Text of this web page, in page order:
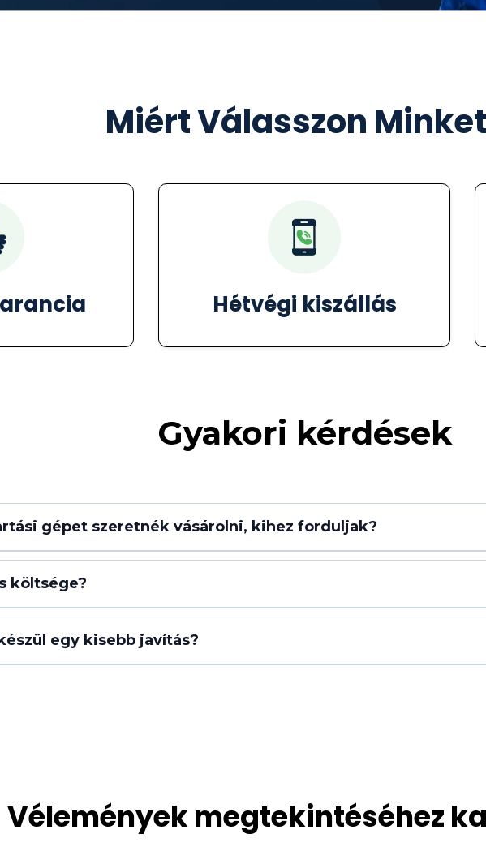
Miért Válasszon
Hétvégi kiszállás
Gyakori kérdések
gépet szeretnék vásárolni, kihez forduljak?
facebook
költsége?
egy kisebb javítás?
Vélemények megtekintéséhez